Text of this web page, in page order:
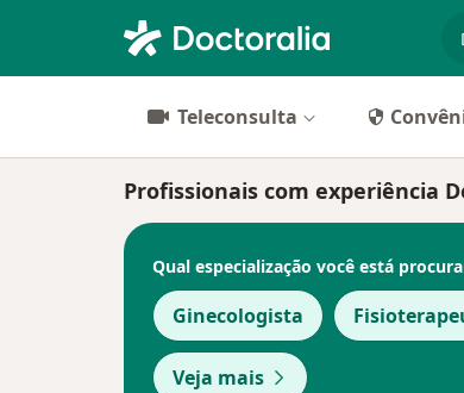
Teleconsulta
Profissionais com experiência
Qual especialização você está
Ginecologista
Veja mais